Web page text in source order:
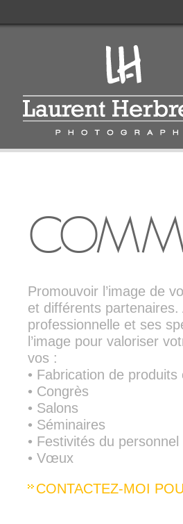
Promouvoir l’image de
et différents
professionnelle et ses
l’image pour valoriser
vos :
• Fabrication de
• Congrès
• Salons
• Séminaires
• Festivités du
• Vœux
CONTACTEZ-MOI